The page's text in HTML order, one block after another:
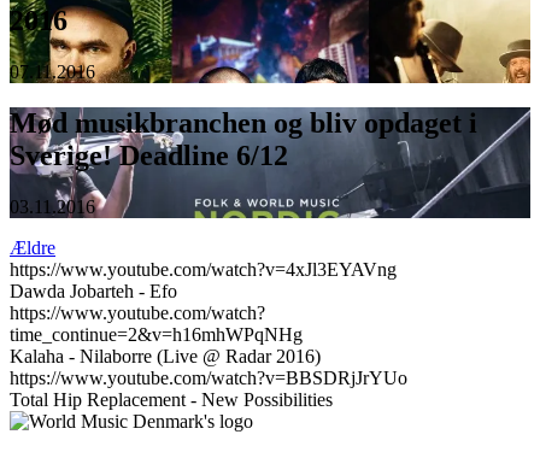
2016
07.11.2016
Mød musikbranchen og bliv opdaget i
Sverige! Deadline 6/12
03.11.2016
Ældre
https://www.youtube.com/watch?v=4xJl3EYAVng
Dawda Jobarteh - Efo
https://www.youtube.com/watch?
time_continue=2&v=h16mhWPqNHg
Kalaha - Nilaborre (Live @ Radar 2016)
https://www.youtube.com/watch?v=BBSDRjJrYUo
Total Hip Replacement - New Possibilities